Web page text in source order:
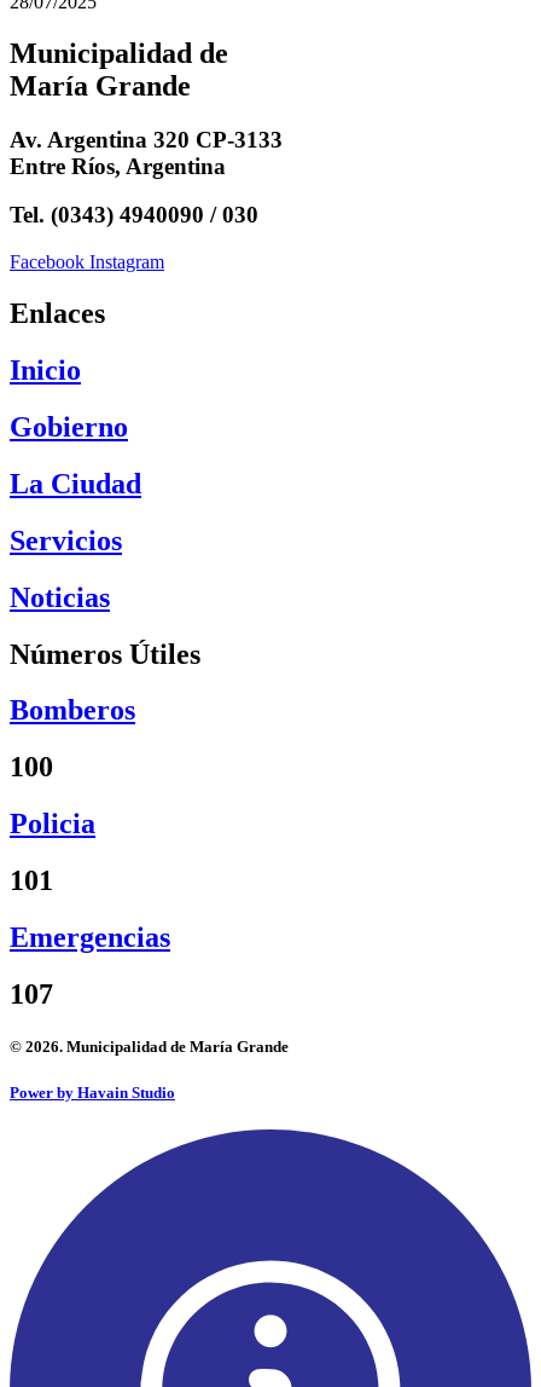
Municipalidad de
María Grande
Av. Argentina 320 CP-3133
Entre Ríos, Argentina
Tel. (0343) 4940090 / 030
Facebook Instagram
Enlaces
Inicio
Gobierno
La Ciudad
Servicios
Noticias
Números Útiles
Bomberos
100
Policia
101
Emergencias
107
© 2026. Municipalidad de María Grande
Power by Havain Studio